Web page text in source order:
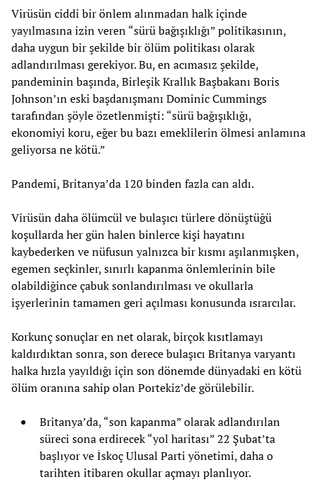
Virüsün ciddi bir önlem alınmadan halk içinde
yayılmasına izin veren “sürü bağışıklığı” politikasının,
daha uygun bir şekilde bir ölüm politikası olarak
adlandırılması gerekiyor. Bu, en acımasız şekilde,
pandeminin başında, Birleşik Krallık Başbakanı Boris
Johnson’ın eski başdanışmanı Dominic Cummings
tarafından şöyle özetlenmişti: “sürü bağışıklığı,
ekonomiyi koru, eğer bu bazı emeklilerin ölmesi anlamına
geliyorsa ne kötü.”
Pandemi, Britanya’da 120 binden fazla can aldı.
Virüsün daha ölümcül ve bulaşıcı türlere dönüştüğü
koşullarda her gün halen binlerce kişi hayatını
kaybederken ve nüfusun yalnızca bir kısmı aşılanmışken,
egemen seçkinler, sınırlı kapanma önlemlerinin bile
olabildiğince çabuk sonlandırılması ve okullarla
işyerlerinin tamamen geri açılması konusunda ısrarcılar.
Korkunç sonuçlar en net olarak, birçok kısıtlamayı
kaldırdıktan sonra, son derece bulaşıcı Britanya varyantı
halka hızla yayıldığı için son dönemde dünyadaki en kötü
ölüm oranına sahip olan Portekiz’de görülebilir.
Britanya’da, “son kapanma” olarak adlandırılan
süreci sona erdirecek “yol haritası” 22 Şubat’ta
başlıyor ve İskoç Ulusal Parti yönetimi, daha o
tarihten itibaren okullar açmayı planlıyor.